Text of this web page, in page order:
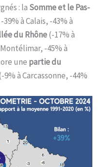
: la Somme et le Pas-
à Calais, -43% à
du Rhône(-17% à
-45% à
une partie du
9% à Carcassonne, -44%